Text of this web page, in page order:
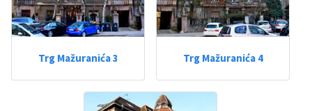
Trg Mažuranića 3 Trg Mažuranića 4